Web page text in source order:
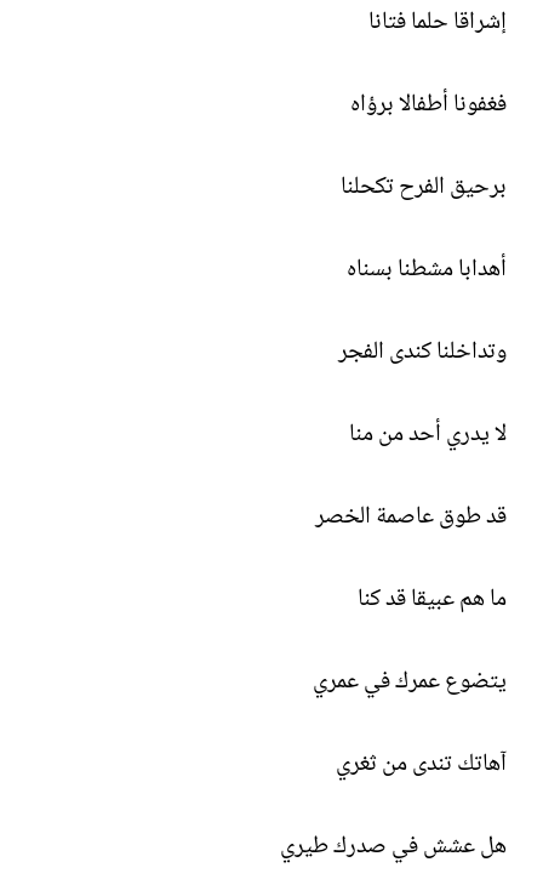
إشراقا حلما فتانا
فغفونا أطفالا برؤاه
برحيق الفرح تكحلنا
أهدابا مشطنا بسناه
وتداخلنا كندى الفجر
لا يدري أحد من منا
قد طوق عاصمة الخصر
ما هم عبيقا قد كنا
يتضوع عمرك في عمري
آهاتك تندى من ثغري
هل عشش في صدرك طيري